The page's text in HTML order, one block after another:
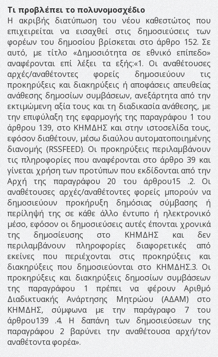
Τι προβλέπει το πολυνομοσχέδιο
Η ακριβής διατύπωση του νέου καθεστώτος που
επιχειρείται να εισαχθεί στις δημοσιεύσεις των
φορέων του δημοσίου βρίσκεται στο άρθρο 152. Σε
αυτό, με τίτλο «Δημοσιότητα σε εθνικό επίπεδο»
αναφέρονται επί λέξει τα εξής:«1. Οι αναθέτουσες
αρχές/αναθέτοντες φορείς δημοσιεύουν τις
προκηρύξεις και διακηρύξεις ή αποφάσεις απευθείας
ανάθεσης δημοσίων συμβάσεων, ανεξάρτητα από την
εκτιμώμενη αξία τους και τη διαδικασία ανάθεσης, με
την επιφύλαξη της εφαρμογής της παραγράφου 1 του
άρθρου 139, στο ΚΗΜΔΗΣ και στην ιστοσελίδα τους,
εφόσον διαθέτουν, μέσω διαύλου αυτοματοποιημένης
διανομής (RSSFEED). Οι προκηρύξεις περιλαμβάνουν
τις πληροφορίες που αναφέρονται στο άρθρο 39 και
γίνεται χρήση των προτύπων που εκδίδονται από την
Αρχή της παραγράφου 20 του άρθρου15 .2. Οι
αναθέτουσες αρχές/αναθέτοντες φορείς μπορούν να
δημοσιεύουν προκήρυξη δημόσιας σύμβασης ή
περίληψή της σε κάθε άλλο έντυπο ή ηλεκτρονικό
μέσο, εφόσον οι δημοσιεύσεις αυτές έπονται χρονικά
της δημοσίευσης στο ΚΗΜΔΗΣ και δεν
περιλαμβάνουν πληροφορίες διαφορετικές από
εκείνες που περιέχονται στις προκηρύξεις και
διακηρύξεις που δημοσιεύονται στο ΚΗΜΔΗΣ.3. Οι
προκηρύξεις και διακηρύξεις δημοσίων συμβάσεων
της παραγράφου 1 πρέπει να φέρουν Αριθμό
Διαδικτυακής Ανάρτησης Μητρώου (ΑΔΑΜ) στο
ΚΗΜΔΗΣ, σύμφωνα με την παράγραφο 7 του
άρθρου139 .4. Η δαπάνη των δημοσιεύσεων της
παραγράφου 2 βαρύνει την αναθέτουσα αρχή/τον
αναθέτοντα φορέα».